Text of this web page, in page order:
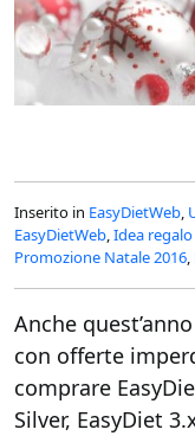
Inserito in EasyDietWeb,
EasyDietWeb,Idea regalo
Promozione Natale 2016,
Anche
con offerte
comprare
Silver, EasyDiet